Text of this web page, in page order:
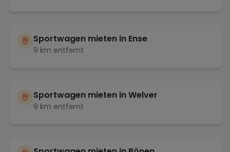
Sportwagen mieten in Ense
9 km entfernt
Sportwagen mieten inWelver
9 km entfernt